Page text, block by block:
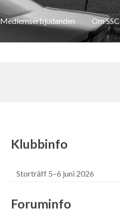
Medlemserbjudanden Om SSC
Klubbinfo
Storträff 5–6 juni 2026
Foruminfo